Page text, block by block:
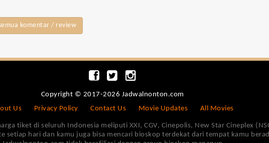
komentar / review
Copyright © 2017-2026 Jadwalnonton.com
Us
Privacy Policy Contact Us Movie Updates All Movies
tiket di seluruh Indonesia meliputi XXI, CGV, Cinepolis, New Star Cineplex
setiap hari dan kamu juga bisa mencari bioskop terdekat dari tempat kamu